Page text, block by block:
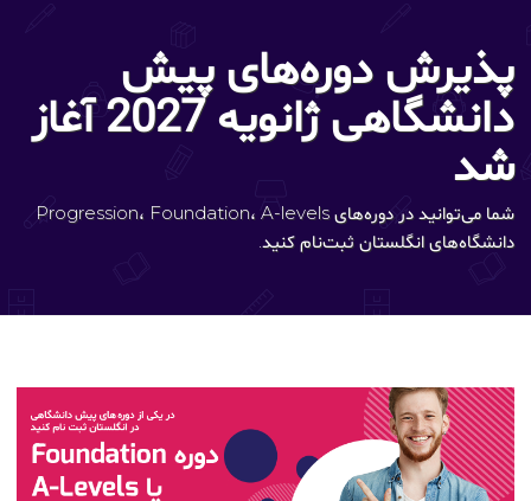
پذیرش دوره‌های پیش
دانشگاهی ژانویه 2027 آغاز
شد
شما می‌توانید در دوره‌های Progression، Foundation، A-levels
دانشگاه‌های انگلستان ثبت‌نام کنید.